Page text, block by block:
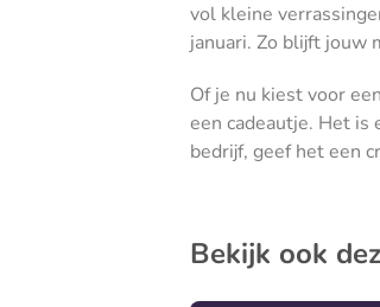
vol kleine
januari. Zo blijft jouw
Of je nu kiest voor
een cadeautje. Het is
bedrijf, geef het een
Bekijk ook